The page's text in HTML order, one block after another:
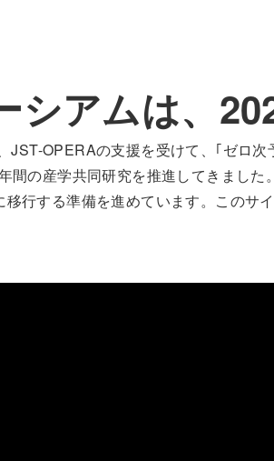
シアムは、
JST-OPERAの支援を受けて、｢ゼロ
の産学共同研究を推進してきました。
行する準備を進めています。この